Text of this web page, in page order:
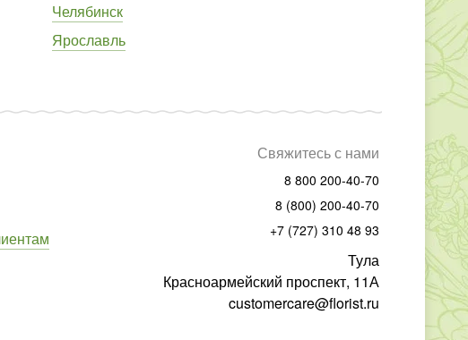
Челябинск
Ярославль
Свяжитесь с нами
8 800 200-40-70
8 (800) 200-40-70
+7 (727) 310 48 93
Тула
Красноармейский проспект, 11А
customercare@florist.ru